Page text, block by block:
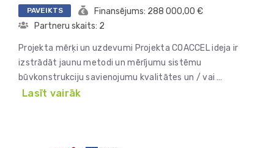
PAVEIKTS
Finansējums: 288 000,00 €
Partneru skaits: 2
Projekta mērķi un uzdevumi Projekta COACCEL ideja ir
izstrādāt jaunu metodi un mērījumu sistēmu
būvkonstrukciju savienojumu kvalitātes un / vai …
Lasīt vairāk